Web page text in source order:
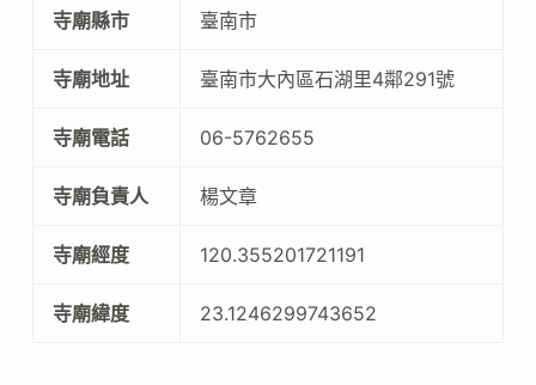
寺廟縣市 臺南市
寺廟地址 臺南市大內區石湖里4鄰291號
寺廟電話 06-5762655
寺廟負責人 楊文章
寺廟經度 120.355201721191
寺廟緯度 23.1246299743652